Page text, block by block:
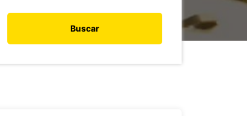
Buscar